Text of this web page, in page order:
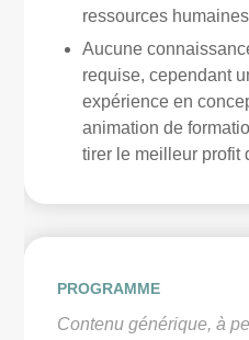
ressources humaines
Aucune
requise, cependant
expérience en
animation de
tirer le meilleur profit
PROGRAMME
Contenu générique, à